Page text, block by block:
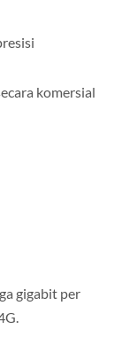
komersial
gigabit per